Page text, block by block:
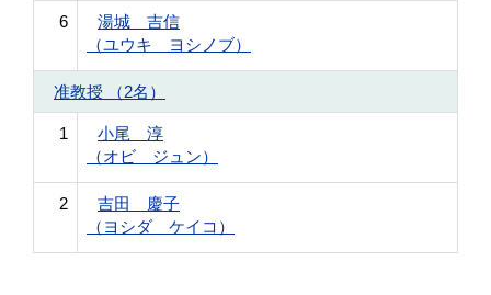
6
湯城 吉信
（ユウキ ヨシノブ）
准教授 （2名）
1
小尾 淳
（オビ ジュン）
2
吉田 慶子
（ヨシダ ケイコ）